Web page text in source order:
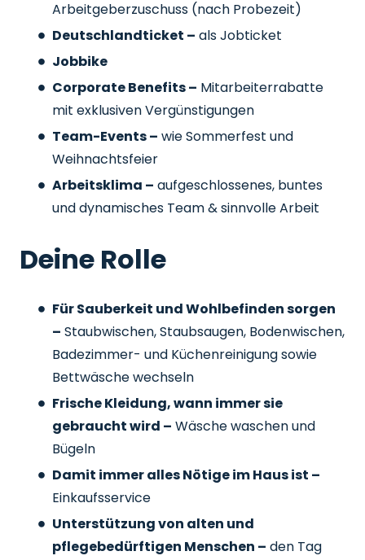
Arbeitgeberzuschuss (nach Probezeit)
Deutschlandticket – als Jobticket
Jobbike
Corporate Benefits – Mitarbeiterrabatte
mit exklusiven Vergünstigungen
Team-Events – wie Sommerfest und
Weihnachtsfeier
Arbeitsklima – aufgeschlossenes, buntes
und dynamisches Team & sinnvolle Arbeit
Deine Rolle
Für Sauberkeit und Wohlbefinden sorgen
– Staubwischen, Staubsaugen, Bodenwischen,
Badezimmer- und Küchenreinigung sowie
Bettwäsche wechseln
Frische Kleidung, wann immer sie
gebraucht wird – Wäsche waschen und
Bügeln
Damit immer alles Nötige im Haus ist –
Einkaufsservice
Unterstützung von alten und
pflegebedürftigen Menschen – den Tag